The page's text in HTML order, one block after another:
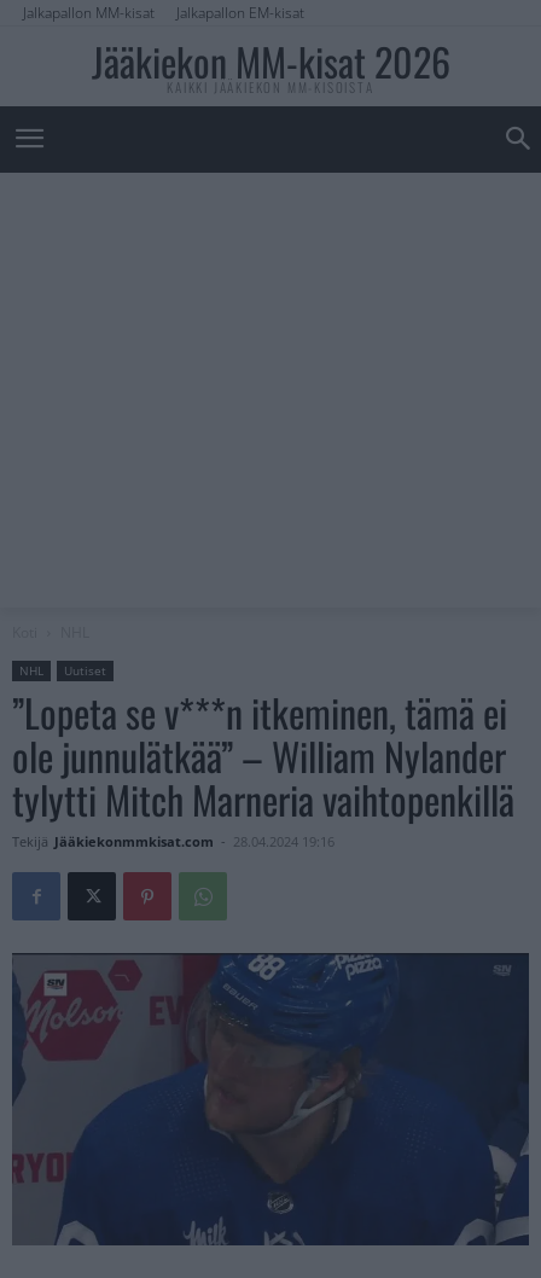
Jalkapallon MM-kisat Jalkapallon EM-kisat
Jääkiekon MM-kisat 2026
KAIKKI JÄÄKIEKON MM-KISOISTA
NHL Uutiset
”Lopeta se v***n itkeminen, tämä ei
ole junnulätkää” – William Nylander
tylytti Mitch Marneria vaihtopenkillä
Tekijä Jääkiekonmmkisat.com - 28.04.2024 19:16